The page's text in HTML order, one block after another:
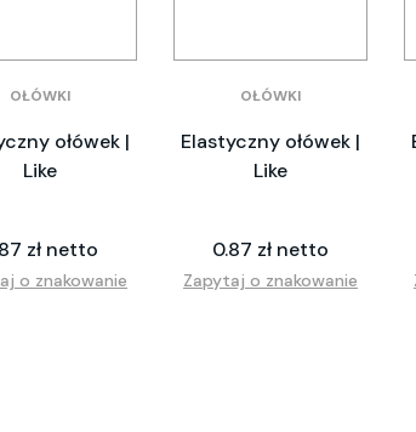
OŁÓWKI
ołówek |
Like
zł netto
o znakowanie
OŁÓWKI
Elastyczny ołówek |
Like
0.87 zł netto
Zapytaj o znakowanie